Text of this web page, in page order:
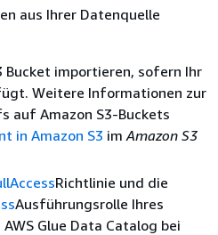
aus Ihrer Datenquelle
Bucket importieren, sofern Ihr
Weitere Informationen zur
auf Amazon S3-Buckets
in Amazon S3 im Amazon S3
Richtlinie und die
Ausführungsrolle Ihres
Glue Data Catalog bei